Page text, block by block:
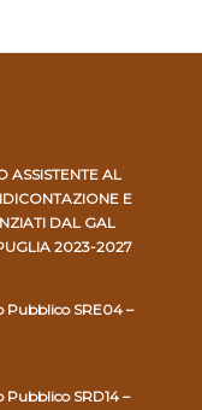
ASSISTENTE AL
E
DAL GAL
2023-2027
Pubblico SRE04 –
Pubblico SRD14 –